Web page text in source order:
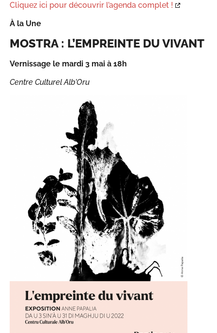
Cliquez ici pour découvrir l’agenda complet !
À la Une
MOSTRA : L’EMPREINTE DU VIVANT
Vernissage le mardi 3 mai à 18h
Centre Culturel Alb’Oru